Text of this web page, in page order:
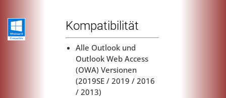
Kompatibilität
Alle Outlook und
Outlook Web Access
(OWA) Versionen
(2019SE / 2019 / 2016
/ 2013)